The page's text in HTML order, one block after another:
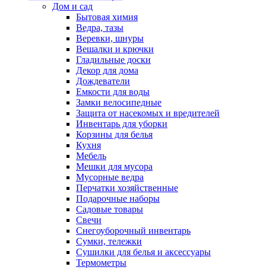
Дом и сад
Бытовая химия
Ведра, тазы
Веревки, шнуры
Вешалки и крючки
Гладильные доски
Декор для дома
Дождеватели
Емкости для воды
Замки велосипедные
Защита от насекомых и вредителей
Инвентарь для уборки
Корзины для белья
Кухня
Мебель
Мешки для мусора
Мусорные ведра
Перчатки хозяйственные
Подарочные наборы
Садовые товары
Свечи
Снегоуборочный инвентарь
Сумки, тележки
Сушилки для белья и аксессуары
Термометры